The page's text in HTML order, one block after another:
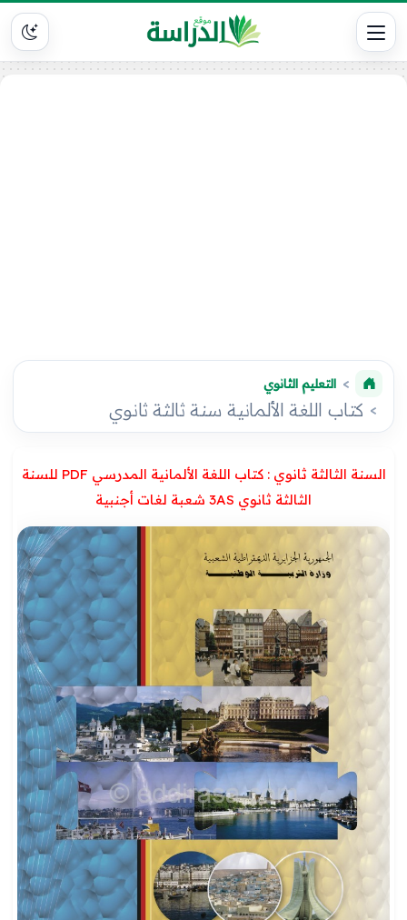
التعليم الثانوي
كتاب اللغة الألمانية سنة ثالثة ثانوي
السنة الثالثة ثانوي : كتاب اللغة الألمانية المدرسي PDF للسنة
الثالثة ثانوي 3AS شعبة لغات أجنبية